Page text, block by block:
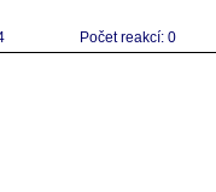
Počet reakcí: 0